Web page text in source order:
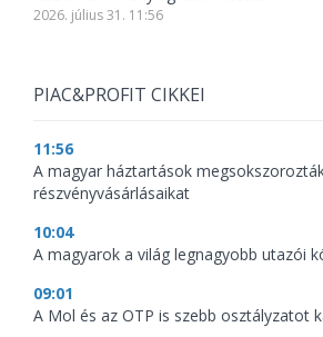
2026. július 31. 11:56
PIAC&PROFIT CIKKEI
11:56
A magyar háztartások
részvényvásárlásaikat
10:04
A magyarok a világ legnagyobb utazói
09:01
A Mol és az OTP is szebb osztályzatot